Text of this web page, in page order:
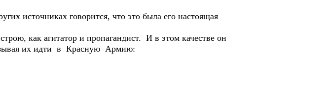
источниках говорится, что это была его настоящая
как агитатор и пропагандист. И в этом качестве он
их идти в Красную Армию: